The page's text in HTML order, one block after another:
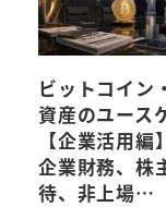
ビットコイン
資産のユース
【企業活用
企業財務、株
待、非上場…